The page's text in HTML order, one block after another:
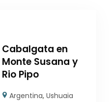
Cabalgata en
Monte Susana y
Rio Pipo
Argentina, Ushuaia